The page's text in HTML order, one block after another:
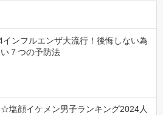
インフルエンザ大流行！後悔しない為
７つの予防法
塩顔イケメン男子ランキング2024人